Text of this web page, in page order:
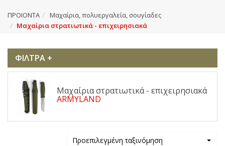
ΠΡΟΙΟΝΤΑ
Μαχαίρια, πολυεργαλεία, σουγίαδες
Μαχαίρια στρατιωτικά - επιχειρησιακά
ΦΙΛΤΡΑ +
Μαχαίρια στρατιωτικά - επιχειρησιακά
ARMYLAND
Προεπιλεγμένη ταξινόμηση